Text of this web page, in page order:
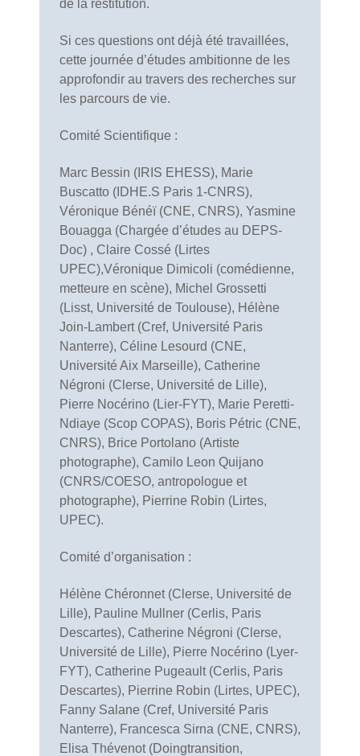
de la restitution.
Si ces questions ont déjà été travaillées,
cette journée d’études ambitionne de les
approfondir au travers des recherches sur
les parcours de vie.
Comité Scientifique :
Marc Bessin (IRIS EHESS), Marie
Buscatto (IDHE.S Paris 1-CNRS),
Véronique Bénéï (CNE, CNRS), Yasmine
Bouagga (Chargée d’études au DEPS-
Doc) , Claire Cossé (Lirtes
UPEC),Véronique Dimicoli (comédienne,
metteure en scène), Michel Grossetti
(Lisst, Université de Toulouse), Hélène
Join-Lambert (Cref, Université Paris
Nanterre), Céline Lesourd (CNE,
Université Aix Marseille), Catherine
Négroni (Clerse, Université de Lille),
Pierre Nocérino (Lier-FYT), Marie Peretti-
Ndiaye (Scop COPAS), Boris Pétric (CNE,
CNRS), Brice Portolano (Artiste
photographe), Camilo Leon Quijano
(CNRS/COESO, antropologue et
photographe), Pierrine Robin (Lirtes,
UPEC).
Comité d’organisation :
Hélène Chéronnet (Clerse, Université de
Lille), Pauline Mullner (Cerlis, Paris
Descartes), Catherine Négroni (Clerse,
Université de Lille), Pierre Nocérino (Lyer-
FYT), Catherine Pugeault (Cerlis, Paris
Descartes), Pierrine Robin (Lirtes, UPEC),
Fanny Salane (Cref, Université Paris
Nanterre), Francesca Sirna (CNE, CNRS),
Elisa Thévenot (Doingtransition,